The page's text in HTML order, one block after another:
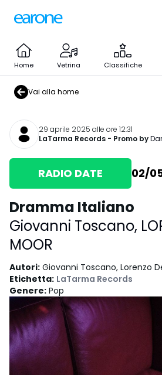
Home Vetrina Classifiche
Vai alla home
29 aprile 2025 alle ore 12:31
LaTarma Records - Promo by
RADIO DATE 02/
Dramma Italiano
Giovanni Toscano,
MOOR
Autori: Giovanni Toscano, Lorenzo
Etichetta: LaTarma Records
Genere: Pop